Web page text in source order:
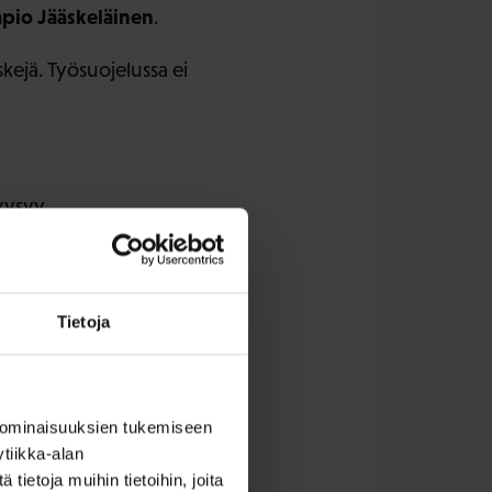
Tietoja
tukemiseen
alan
tietoja muihin tietoihin, joita
Jääskeläinen.
Työsuojelussa ei
itse
työpaikalla on
tai muun